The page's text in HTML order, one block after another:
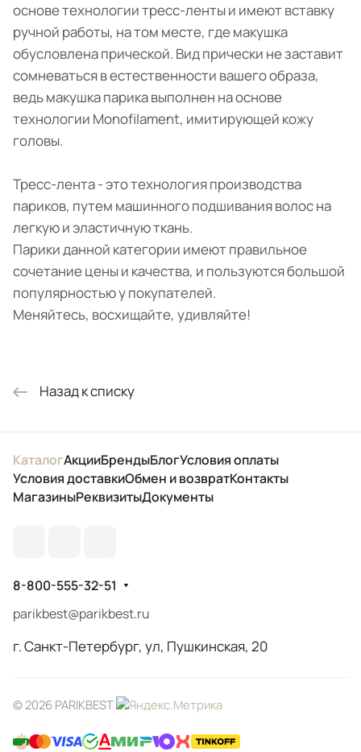
основе технологии тресс-ленты и имеют вставку
ручной работы, на том месте, где макушка
обусловлена прической. Вид прически не заставит
сомневаться в естественности вашего образа,
ведь макушка парика выполнен на основе
технологии Monofilament, имитирующей кожу
головы.
Тресс-лента - это технология производства
париков, путем машинного подшивания волос на
легкую и эластичную ткань.
Парики данной категории имеют правильное
сочетание цены и качества, и пользуются большой
популярностью у покупателей.
Меняйтесь, восхищайте, удивляйте!
Назад к списку
КаталогАкцииБрендыБлогУсловия оплаты
Условия доставкиОбмен и возвратКонтакты
МагазиныРеквизитыДокументы
8-800-555-32-51
parikbest@parikbest.ru
г. Санкт-Петербург, ул, Пушкинская, 20
© 2026 PARIKBEST